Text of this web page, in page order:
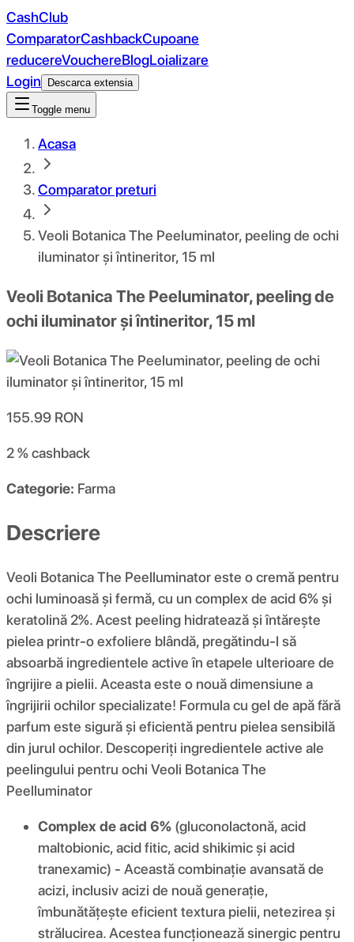
CashClub
ComparatorCashbackCupoane
reducereVouchereBlogLoializare
Login
Descarca extensia
Toggle menu
Acasa
Comparator preturi
Veoli Botanica The Peeluminator, peeling de ochi
iluminator și întineritor, 15 ml
Veoli Botanica The Peeluminator, peeling de
ochi iluminator și întineritor, 15 ml
155.99 RON
2 %cashback
Categorie: Farma
Descriere
Veoli Botanica The Peelluminator este o cremă pentru
ochi luminoasă și fermă, cu un complex de acid 6% și
keratolină 2%. Acest peeling hidratează și întărește
pielea printr-o exfoliere blândă, pregătindu-l să
absoarbă ingredientele active în etapele ulterioare de
îngrijire a pielii. Aceasta este o nouă dimensiune a
îngrijirii ochilor specializate! Formula cu gel de apă fără
parfum este sigură și eficientă pentru pielea sensibilă
din jurul ochilor. Descoperiți ingredientele active ale
peelingului pentru ochi Veoli Botanica The
Peelluminator
Complex de acid 6% (gluconolactonă, acid
maltobionic, acid fitic, acid shikimic și acid
tranexamic) - Această combinație avansată de
acizi, inclusiv acizi de nouă generație,
îmbunătățește eficient textura pielii, netezirea și
strălucirea. Acestea funcționează sinergic pentru